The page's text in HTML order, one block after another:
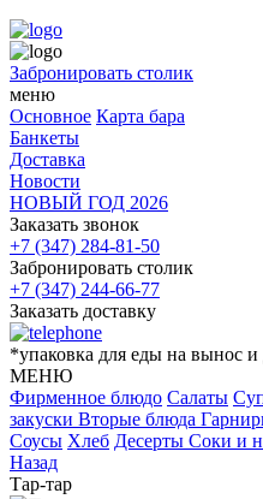
Забронировать столик
меню
Основное Карта бара
Банкеты
Доставка
Новости
НОВЫЙ ГОД 2026
Заказать звонок
+7 (347) 284-81-50
Забронировать столик
+7 (347) 244-66-77
Заказать доставку
*упаковка для еды на вынос и
МЕНЮ
Фирменное блюдо Салаты
закуски Вторые блюда
Соусы Хлеб Десерты Соки и
Назад
Тар-тар